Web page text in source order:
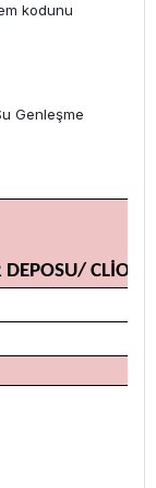
kodunu
Genleşme
CLİO 4